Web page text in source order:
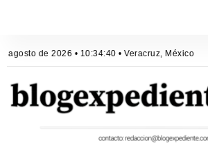
agosto de 2026 • 10:34:40 • Veracruz, México